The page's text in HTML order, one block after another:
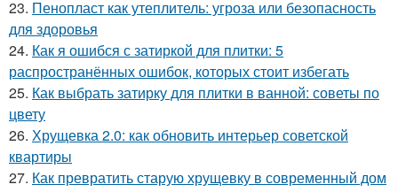
23. Пенопласт как утеплитель: угроза или безопасность
для здоровья
24. Как я ошибся с затиркой для плитки: 5
распространённых ошибок, которых стоит избегать
25. Как выбрать затирку для плитки в ванной: советы по
цвету
26. Хрущевка 2.0: как обновить интерьер советской
квартиры
27. Как превратить старую хрущевку в современный дом